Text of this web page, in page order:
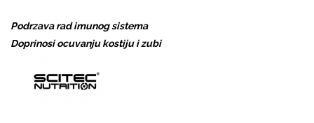
Podrzava rad imunog sistema
Doprinosi ocuvanju kostiju i zubi